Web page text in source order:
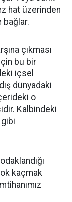
hat üzerinden
bağlar.
çıkması
bu bir
içsel
dünyadaki
o
Kalbindeki
gibi
kaçmak